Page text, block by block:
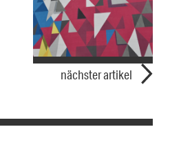
nächster artikel